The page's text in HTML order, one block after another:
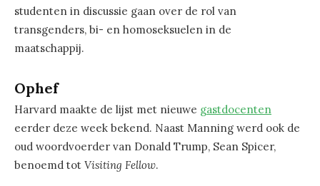
studenten in discussie gaan over de rol van
transgenders, bi- en homoseksuelen in de
maatschappij.
Ophef
Harvard maakte de lijst met nieuwe gastdocenten
eerder deze week bekend. Naast Manning werd ook de
oud woordvoerder van Donald Trump, Sean Spicer,
benoemd tot Visiting Fellow.